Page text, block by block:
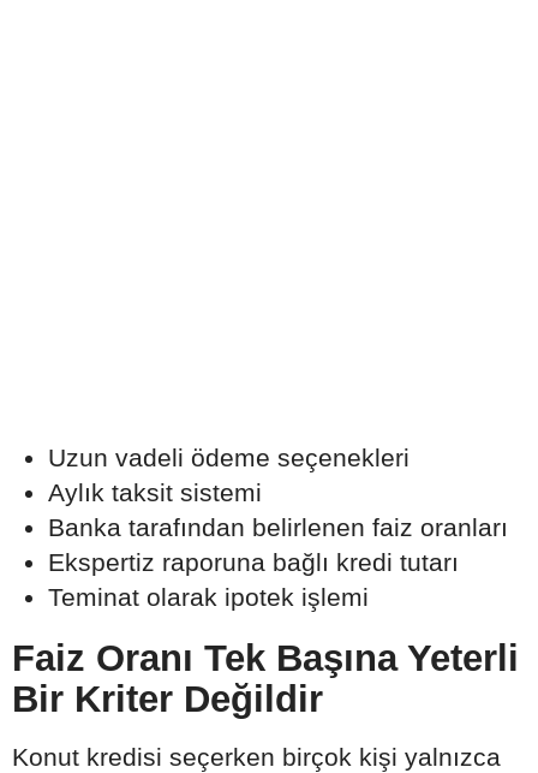
Uzun vadeli ödeme seçenekleri
Aylık taksit sistemi
Banka tarafından belirlenen faiz oranları
Ekspertiz raporuna bağlı kredi tutarı
Teminat olarak ipotek işlemi
Faiz Oranı Tek Başına Yeterli
Bir Kriter Değildir
Konut kredisi seçerken birçok kişi yalnızca